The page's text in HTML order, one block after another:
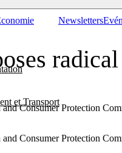
et Transport
Newsletters
Consumer Protection
Consumer Protection